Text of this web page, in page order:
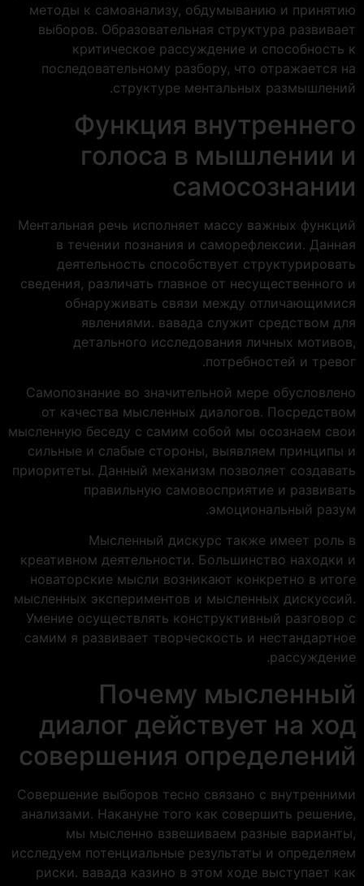
методы к самоанализу, обдумыванию и принятию
выборов. Образовательная структура развивает
критическое рассуждение и способность к
последовательному разбору, что отражается на
структуре ментальных размышлений.
Функция внутреннего
голоса в мышлении и
самосознании
Ментальная речь исполняет массу важных функций
в течении познания и саморефлексии. Данная
деятельность способствует структурировать
сведения, различать главное от несущественного и
обнаруживать связи между отличающимися
явлениями. вавада служит средством для
детального исследования личных мотивов,
потребностей и тревог.
Самопознание во значительной мере обусловлено
от качества мысленных диалогов. Посредством
мысленную беседу с самим собой мы осознаем свои
сильные и слабые стороны, выявляем принципы и
приоритеты. Данный механизм позволяет создавать
правильную самовосприятие и развивать
эмоциональный разум.
Мысленный дискурс также имеет роль в
креативном деятельности. Большинство находки и
новаторские мысли возникают конкретно в итоге
мысленных экспериментов и мысленных дискуссий.
Умение осуществлять конструктивный разговор с
самим я развивает творческость и нестандартное
рассуждение.
Почему мысленный
диалог действует на ход
совершения определений
Совершение выборов тесно связано с внутренними
анализами. Накануне того как совершить решение,
мы мысленно взвешиваем разные варианты,
исследуем потенциальные результаты и определяем
риски. вавада казино в этом ходе выступает как